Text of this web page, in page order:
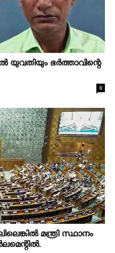
യുവതിയും ഭര്‍ത്താവിന്റെ
0
മന്ത്രി സ്ഥാനം